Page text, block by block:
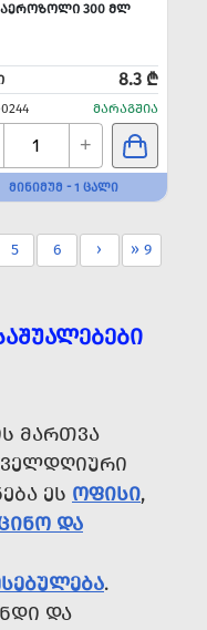
ᲐᲔᲠᲝᲖᲝᲚᲘ 300 ᲛᲚ
8.3 ₾
ᲛᲐᲠᲐᲒᲨᲘᲐ
+
ᲛᲘᲜᲘᲛᲣᲛ - 1 ᲪᲐᲚᲘ
5 6 › » 9
ᲛᲐᲠᲗᲕᲐ
ᲔᲡ ᲝᲤᲘᲡᲘ,
ᲓᲐ
.
ᲓᲐ